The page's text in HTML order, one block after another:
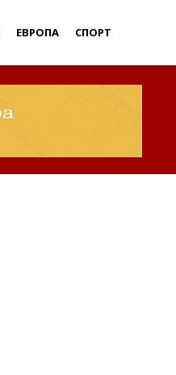
ЕВРОПА СПОРТ